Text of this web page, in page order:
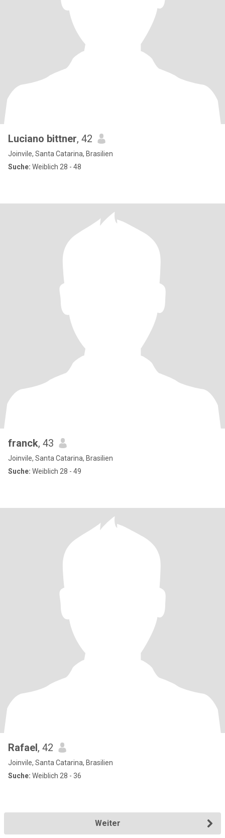
Luciano bittner, 42
Joinvile, Santa Catarina, Brasilien
Suche: Weiblich 28 - 48
franck, 43
Joinvile, Santa Catarina, Brasilien
Suche: Weiblich 28 - 49
Rafael, 42
Joinvile, Santa Catarina, Brasilien
Suche: Weiblich 28 - 36
Weiter